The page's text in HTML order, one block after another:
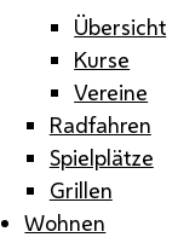
Übersicht
Kurse
Vereine
Radfahren
Spielplätze
Grillen
Wohnen